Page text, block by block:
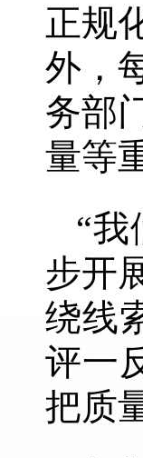
正规
外，
务部
量等
“
步开
绕线
评一
把质